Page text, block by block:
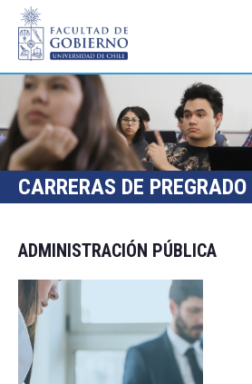
PORTADA
FACULTAD
CARRERAS
INVESTIGACIÓN
EXTENSIÓN
PUBLICACIONES
CENTROS
CARRERAS DE PREGRADO
ADMINISTRACIÓN PÚBLICA